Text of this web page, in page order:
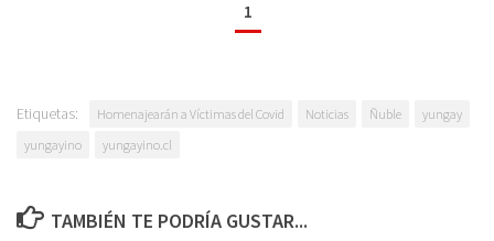
1
Etiquetas: Homenajearán a Víctimas del Covid Noticias Ñuble
yungay
yungayino
yungayino.cl
TAMBIÉN TE PODRÍA GUSTAR...